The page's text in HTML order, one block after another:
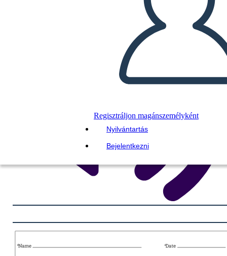
Regisztráljon magánszemélyként
Nyilvántartás
Bejelentkezni